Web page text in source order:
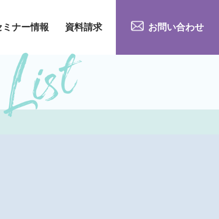
ミナー情報 資料請求 お問い合わせ